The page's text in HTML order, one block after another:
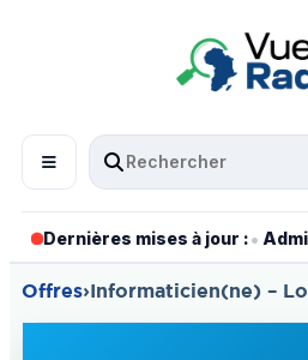
Dernières mises à jour :•
Offres›Informaticien(ne) –